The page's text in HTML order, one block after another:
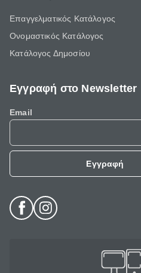
Επαγγελματικός Κατάλογος
Ονομαστικός Κατάλογος
Κατάλογος Δημοσίου
Εγγραφή στο Newsletter
Email
Εγγραφή